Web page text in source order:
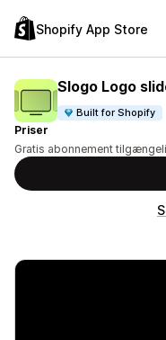
Shopify App Store
Slogo Logo
Built for Shopify
Priser
Gratis abonnement